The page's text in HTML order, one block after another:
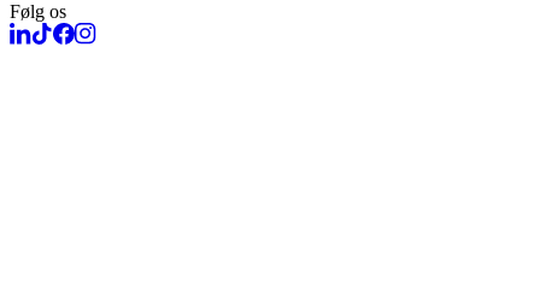
Følg os